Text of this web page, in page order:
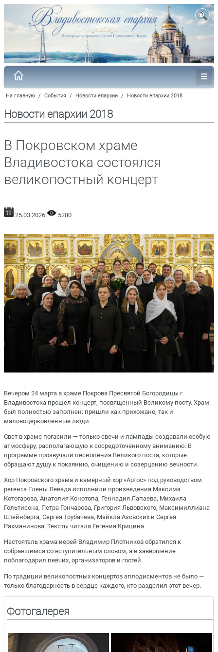
На главную / События / Новости епархии / Новости епархии 2018
Новости епархии 2018
В Покровском храме
Владивостока состоялся
великопостный концерт
25.03.2026 5280
Вечером 24 марта в храме Покрова Пресвятой Богородицы г.
Владивостока прошел концерт, посвященный Великому посту. Храм
был полностью заполнен: пришли как прихожане, так и
маловоцерковленные люди.
Свет в храме погасили — только свечи и лампады создавали особую
атмосферу, располагающую к сосредоточенному вниманию. В
программе прозвучали песнопения Великого поста, которые
обращают душу к покаянию, очищению и созерцанию вечности.
Хор Покровского храма и камерный хор «Артос» под руководством
регента Елены Левада исполнили произведения Максима
Котогарова, Анатолия Конотопа, Геннадия Лапаева, Михаила
Гольтисона, Петра Гончарова, Григория Львовского, Максимиллиана
Штейнберга, Сергея Трубачева, Майкла Азовских и Сергея
Рахманинова. Тексты читала Евгения Крицина.
Настоятель храма иерей Владимир Плотников обратился к
собравшимся со вступительным словом, а в завершение
поблагодарил певчих, организаторов и гостей.
По традиции великопостных концертов аплодисментов не было —
только благодарность в сердце каждого, кто разделил этот вечер.
Фотогалерея